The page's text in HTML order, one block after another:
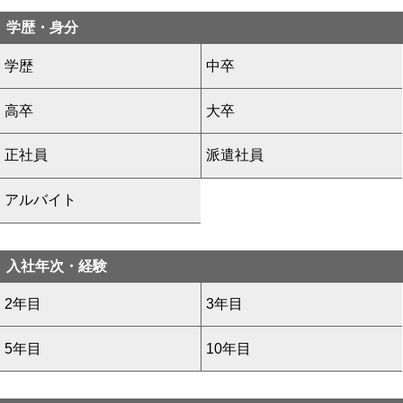
学歴・身分
学歴 中卒
高卒 大卒
正社員 派遣社員
アルバイト
入社年次・経験
2年目 3年目
5年目 10年目